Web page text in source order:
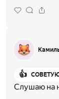
👍
Слушаю на